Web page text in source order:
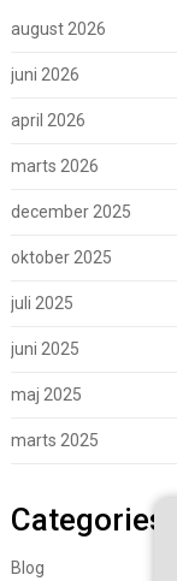
august 2026
juni 2026
april 2026
marts 2026
december 2025
oktober 2025
juli 2025
juni 2025
maj 2025
marts 2025
Categories
Blog